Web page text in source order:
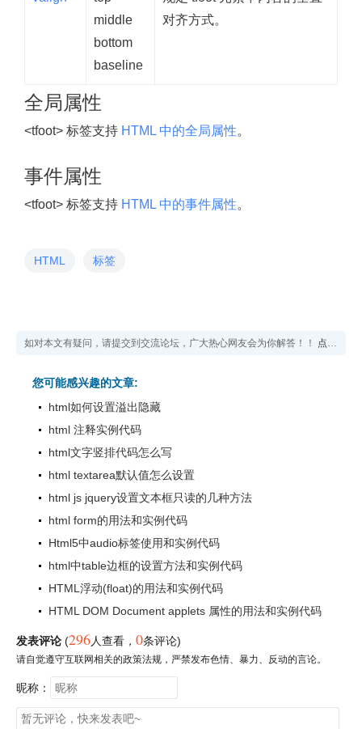
middle
bottom
baseline
对齐方式。
全局属性
<tfoot> 标签支持 HTML 中的全局属性。
事件属性
<tfoot> 标签支持 HTML 中的事件属性。
HTML 标签
如对本文有疑问，请提交到交流论坛，广大热心网友会为你解答！！ 点击进入论坛
您可能感兴趣的文章:
html如何设置溢出隐藏
html 注释实例代码
html文字竖排代码怎么写
html textarea默认值怎么设置
html js jquery设置文本框只读的几种方法
html form的用法和实例代码
Html5中audio标签使用和实例代码
html中table边框的设置方法和实例代码
HTML浮动(float)的用法和实例代码
HTML DOM Document applets 属性的用法和实例代码
发表评论 (296人查看 ， 0条评论)
请自觉遵守互联网相关的政策法规，严禁发布色情、暴力、反动的言论。
昵称：